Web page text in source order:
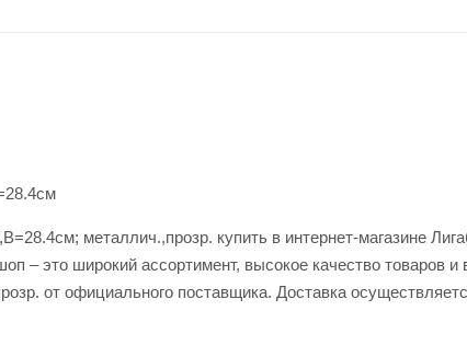
металлич.,прозр. купить в интернет-магазине
– это широкий ассортимент, высокое качество
от официального поставщика. Доставка